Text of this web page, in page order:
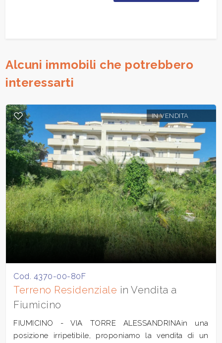
Alcuni immobili che potrebbero
interessarti
IN VENDITA
Cod. 4370-00-80F
Terreno Residenziale in Vendita a
Fiumicino
FIUMICINO - VIA TORRE ALESSANDRINAin una
posizione irripetibile, proponiamo la vendita di un